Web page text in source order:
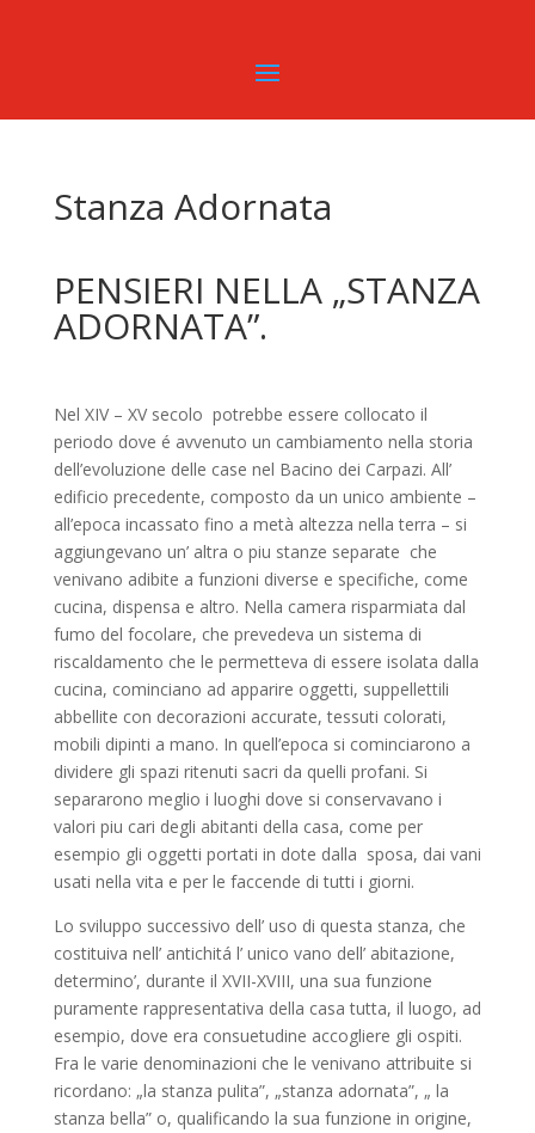
Stanza Adornata
PENSIERI NELLA „STANZA
ADORNATA”.
Nel XIV – XV secolo potrebbe essere collocato il
periodo dove é avvenuto un cambiamento nella storia
dell’evoluzione delle case nel Bacino dei Carpazi. All’
edificio precedente, composto da un unico ambiente –
all’epoca incassato fino a metà altezza nella terra – si
aggiungevano un’ altra o piu stanze separate che
venivano adibite a funzioni diverse e specifiche, come
cucina, dispensa e altro. Nella camera risparmiata dal
fumo del focolare, che prevedeva un sistema di
riscaldamento che le permetteva di essere isolata dalla
cucina, cominciano ad apparire oggetti, suppellettili
abbellite con decorazioni accurate, tessuti colorati,
mobili dipinti a mano. In quell’epoca si cominciarono a
dividere gli spazi ritenuti sacri da quelli profani. Si
separarono meglio i luoghi dove si conservavano i
valori piu cari degli abitanti della casa, come per
esempio gli oggetti portati in dote dalla sposa, dai vani
usati nella vita e per le faccende di tutti i giorni.
Lo sviluppo successivo dell’ uso di questa stanza, che
costituiva nell’ antichitá l’ unico vano dell’ abitazione,
determino’, durante il XVII-XVIII, una sua funzione
puramente rappresentativa della casa tutta, il luogo, ad
esempio, dove era consuetudine accogliere gli ospiti.
Fra le varie denominazioni che le venivano attribuite si
ricordano: „la stanza pulita”, „stanza adornata”, „ la
stanza bella” o, qualificando la sua funzione in origine,